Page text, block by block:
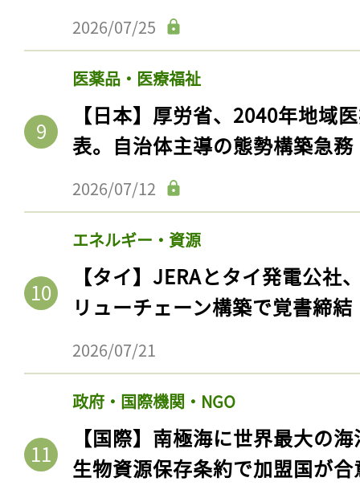
2026/07/25
医薬品・医療福祉
【日本】厚労省、2040年地域
表。自治体主導の態勢構築急務
2026/07/12
エネルギー・資源
【タイ】JERAとタイ発電公社
リューチェーン構築で覚書締結
2026/07/21
政府・国際機関・NGO
【国際】南極海に世界最大の
生物資源保存条約で加盟国が合